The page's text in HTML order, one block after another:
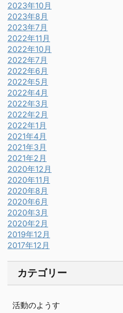
2023年10月
2023年8月
2023年7月
2022年11月
2022年10月
2022年7月
2022年6月
2022年5月
2022年4月
2022年3月
2022年2月
2022年1月
2021年4月
2021年3月
2021年2月
2020年12月
2020年11月
2020年8月
2020年6月
2020年3月
2020年2月
2019年12月
2017年12月
カテゴリー
活動のようす